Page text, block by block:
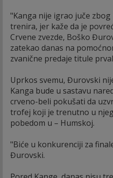
"Kanga nije igrao juče zbog
trenira, jer kaže da je
Crvene zvezde, Boško
zatekao danas na
zvanične predaje titule
Uprkos svemu, Đurovski
Kanga bude u sastavu
crveno-beli pokušati da
trofej koji je trenutno u
pobedom u – Humskoj.
"Biće u konkurenciji za
Đurovski.